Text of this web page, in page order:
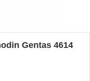
Gentas 4614